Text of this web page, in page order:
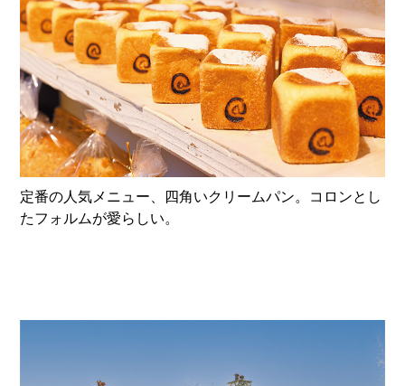
定番の人気メニュー、四角いクリームパン。コロンとし
たフォルムが愛らしい。